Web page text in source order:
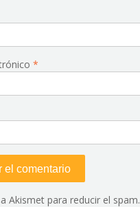
*
Akismet para reducir el spam.